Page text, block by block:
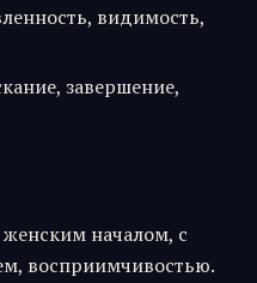
видимость,
завершение,
женским началом, с
восприимчивостью.